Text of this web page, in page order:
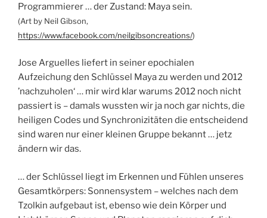
Programmierer … der Zustand: Maya sein.
(Art by Neil Gibson,
https://www.facebook.com/neilgibsoncreations/)
Jose Arguelles liefert in seiner epochialen
Aufzeichung den Schlüssel Maya zu werden und 2012
’nachzuholen‘ … mir wird klar warums 2012 noch nicht
passiert is – damals wussten wir ja noch gar nichts, die
heiligen Codes und Synchronizitäten die entscheidend
sind waren nur einer kleinen Gruppe bekannt … jetz
ändern wir das.
… der Schlüssel liegt im Erkennen und Fühlen unseres
Gesamtkörpers: Sonnensystem – welches nach dem
Tzolkin aufgebaut ist, ebenso wie dein Körper und